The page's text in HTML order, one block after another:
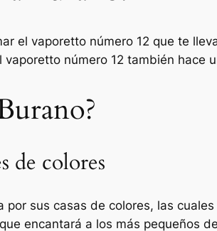
el vaporetto número 12 que te
número 12 también hace
de colores
por sus casas de colores, las
encantará a los más pequeños